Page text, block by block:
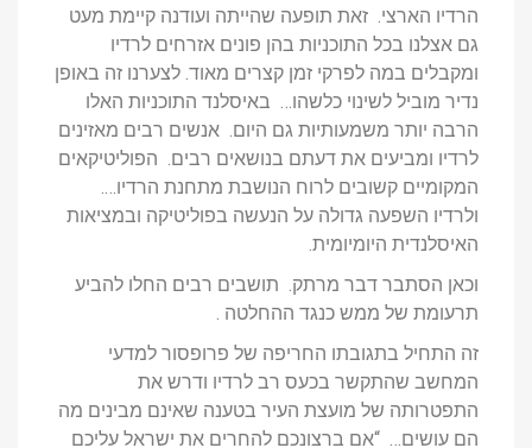
הרדיו הארצי. זאת תופעה שהייתה ועודנה קיימת מעט
גם אצלנו בכל התוכניות בהן פונים אזרחים לרדיו
ומקבלים במה לפרקי זמן קצרים מאוד. לצערנו זה באופן
נדיר מוביל לשינוי כלשהו… באיסלנד התוכניות האלו
הרבה יותר משמעותיות גם היום. אנשים רבים מאזינים
לרדיו ומביעים את דעתם בנושאים רבים. הפוליטיקאים
המקומיים קשובים לרוח הנושבת מתחנת הרדיו….
ולרדיו השפעה גדולה על הנעשה בפוליטיקה ובמציאות
האיסלנדית היומיומית.
וכאן הסתבר דבר מרתק. תושבים רבים החלו להביע
תרעומת של ממש כנגד ההחלטה .
זה התחיל בתגובתו החריפה של פרופסור למדעי
המחשב שהתקשר בכעס רב לרדיו ודרש את
התפטרותה של מועצת העיר בטענה שאינם מבינים מה
הם עושים… “אם ברצונכם להחרים את ישראל עליכם